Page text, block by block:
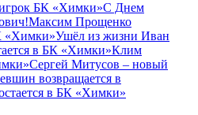
БК «Химки»С Днем
Максим Прощенко
«Химки»Ушёл из жизни Иван
в БК «Химки»Клим
Сергей Митусов – новый
возвращается в
в БК «Химки»